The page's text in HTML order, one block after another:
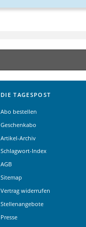
DIE TAGESPOST
Abo bestellen
Geschenkabo
Artikel-Archiv
Schlagwort-Index
AGB
Sitemap
Vertrag widerrufen
Stellenangebote
Presse